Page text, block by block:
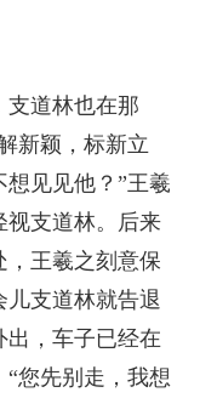
支道林也在那
新颖，标新立
见见他？”王羲
视支道林。后来
，王羲之刻意保
支道林就告退
出，车子已经在
您先别走，我想